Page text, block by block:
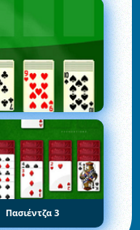
Πασιέντζα 3